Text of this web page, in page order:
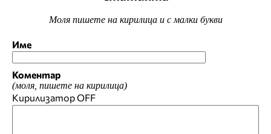
Моля пишете на кирилица и с малки букви
Име
Коментар
(моля, пишете на кирилица)
КирилизаторOFF